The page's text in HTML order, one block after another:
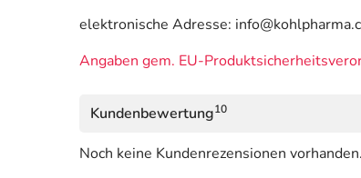
elektronische Adresse:
Angaben gem. EU-
Kundenbewertung10
Noch keine Kundenrezensionen vorhanden.